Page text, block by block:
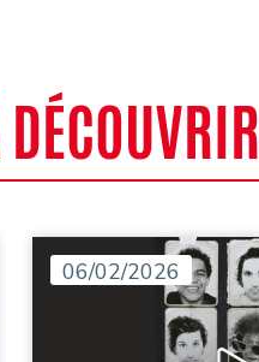
06/02/2026